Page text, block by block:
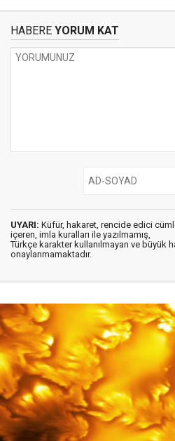
HABERE YORUM KAT
UYARI: Küfür, hakaret, rencide edici
içeren, imla kuralları ile yazılmamış,
Türkçe karakter kullanılmayan ve büyük
onaylanmamaktadır.